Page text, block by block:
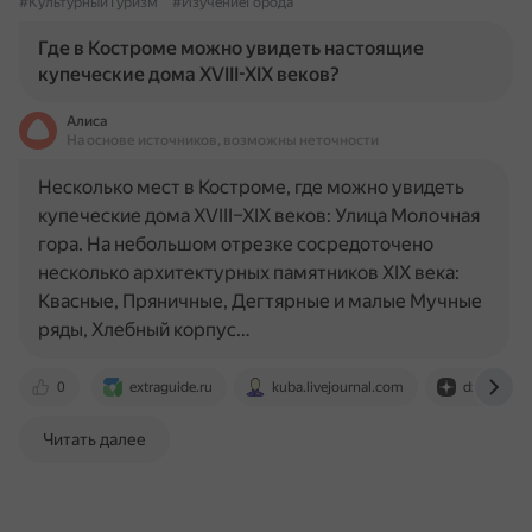
Где в Костроме можно увидеть настоящие
купеческие дома XVIII-XIX веков?
Алиса
На основе источников, возможны неточности
0 extraguide.ru kuba.livejournal.com dzen.ru
Несколько мест в Костроме, где можно увидеть
купеческие дома XVIII–XIX веков: Улица Молочная
гора. На небольшом отрезке сосредоточено
несколько архитектурных памятников XIX века:
Квасные, Пряничные, Дегтярные и малые Мучные
ряды, Хлебный корпус…
Читать далее